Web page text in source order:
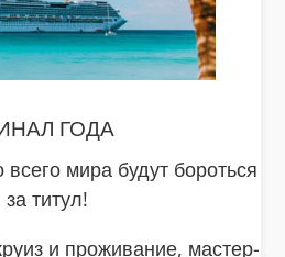
ГОДА
мира будут бороться
за титул!
и проживание, мастер-